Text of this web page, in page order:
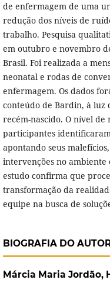
de enfermagem de uma
redução dos níveis de
trabalho. Pesquisa
em outubro e novembro
Brasil. Foi realizada a
neonatal e rodas de
enfermagem. Os dados
conteúdo de Bardin, à luz
recém-nascido. O nível de
participantes
apontando seus
intervenções no ambiente
estudo confirma que
transformação da
equipe na busca de
BIOGRAFIA DO
Márcia Maria Jordão,